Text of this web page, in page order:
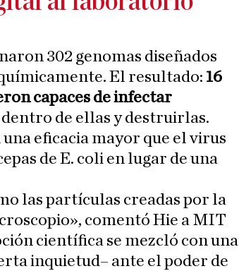
302 genomas diseñados
El resultado: 16
capaces de infectar
de ellas y destruirlas.
eficacia mayor que el virus
de E. coli en lugar de una
las partículas creadas por la
comentó Hie a MIT
científica se mezcló con una
inquietud– ante el poder de